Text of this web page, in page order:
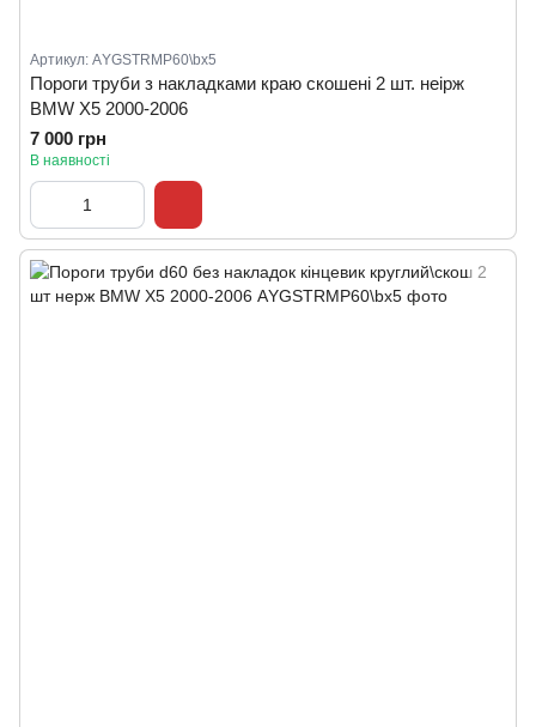
Артикул: АYGSTRMP60\bx5
Пороги труби з накладками краю скошені 2 шт. неірж
BMW X5 2000-2006
7 000 грн
В наявності